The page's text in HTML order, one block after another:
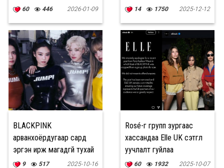
шагнал гардуулна
60 446 2026-01-09
болчихсон
14 1750 2025-12-12
BLACKPINK
арванхоёрдугаар сард
эргэн ирж магадгүй тухай
мэдээлэл гарлаа
9 517 2025-10-16
Rosé-г групп зургаас
хассандаа Elle UK сэтгүүл
уучлалт гуйлаа
60 1932 2025-10-07